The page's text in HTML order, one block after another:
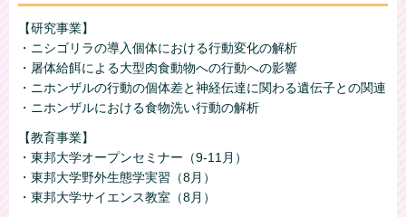
【研究事業】
・ニシゴリラの導入個体における行動変化の解析
・屠体給餌による大型肉食動物への行動への影響
・ニホンザルの行動の個体差と神経伝達に関わる遺伝子との関連
・ニホンザルにおける食物洗い行動の解析
【教育事業】
・東邦大学オープンセミナー（9-11月）
・東邦大学野外生態学実習（8月）
・東邦大学サイエンス教室（8月）